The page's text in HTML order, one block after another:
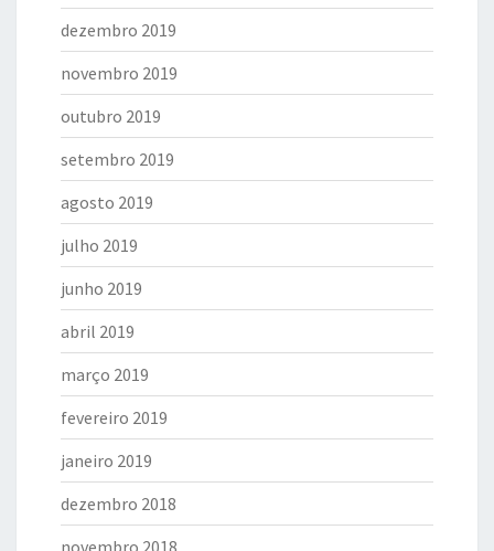
dezembro 2019
novembro 2019
outubro 2019
setembro 2019
agosto 2019
julho 2019
junho 2019
abril 2019
março 2019
fevereiro 2019
janeiro 2019
dezembro 2018